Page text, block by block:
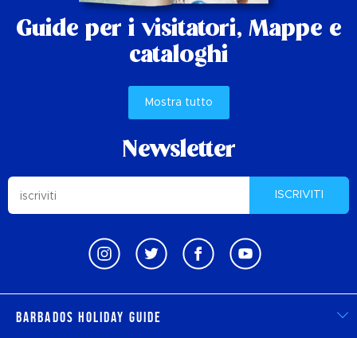
Guide per i visitatori, Mappe e
cataloghi
Mostra tutto
Newsletter
ISCRIVITI
Barbados Holiday Guide